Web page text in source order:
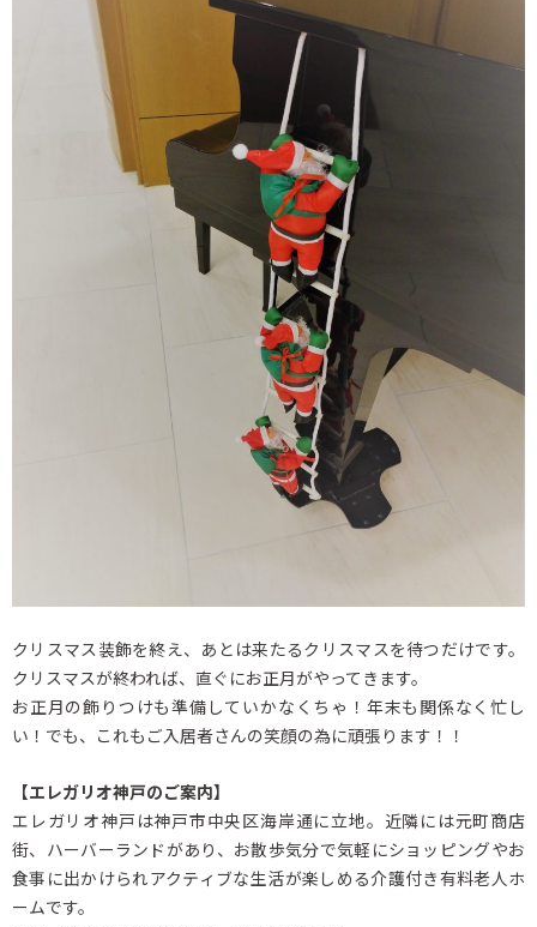
クリスマス装飾を終え、あとは来たるクリスマスを待つだけです。
クリスマスが終われば、直ぐにお正月がやってきます。
お正月の飾りつけも準備していかなくちゃ！年末も関係なく忙し
い！でも、これもご入居者さんの笑顔の為に頑張ります！！
【エレガリオ神戸のご案内】
エレガリオ神戸は神戸市中央区海岸通に立地。近隣には元町商店
街、ハーバーランドがあり、お散歩気分で気軽にショッピングやお
食事に出かけられアクティブな生活が楽しめる介護付き有料老人ホ
ームです。